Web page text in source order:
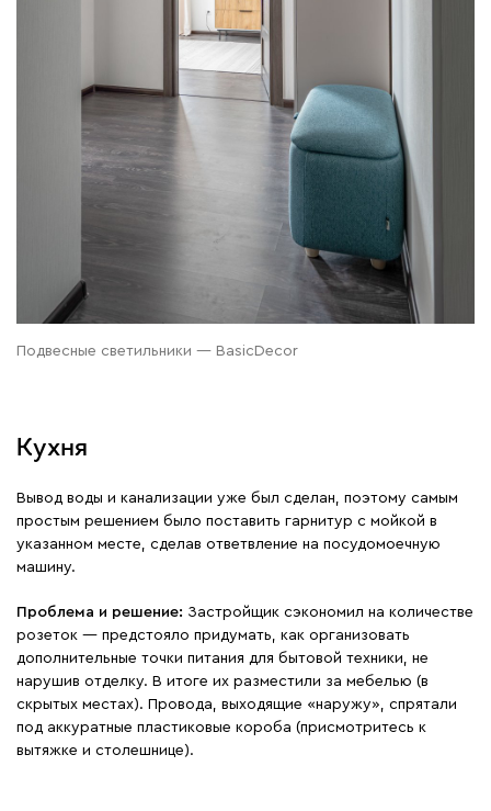
Подвесные светильники — BasicDecor
Кухня
Вывод воды и канализации уже был сделан, поэтому самым
простым решением было поставить гарнитур с мойкой в
указанном месте, сделав ответвление на посудомоечную
машину.
Проблема и решение: Застройщик сэкономил на количестве
розеток — предстояло придумать, как организовать
дополнительные точки питания для бытовой техники, не
нарушив отделку. В итоге их разместили за мебелью (в
скрытых местах). Провода, выходящие «наружу», спрятали
под аккуратные пластиковые короба (присмотритесь к
вытяжке и столешнице).